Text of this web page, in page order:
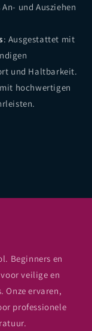
und Ausziehen
: Ausgestattet mit
und Haltbarkeit.
hochwertigen
Beginners en
veilige en
Onze ervaren,
professionele